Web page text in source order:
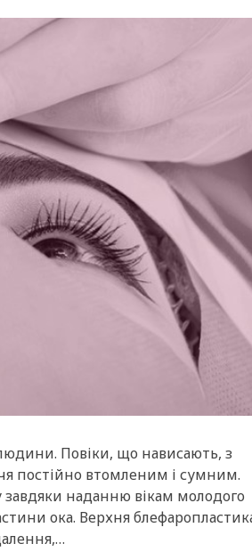
Повіки, що нависають, з
постійно втомленим і сумним.
наданню вікам молодого
ока. Верхня